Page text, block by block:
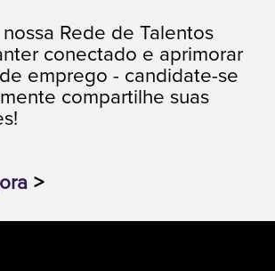
Rede de Talentos
conectado e aprimorar
emprego - candidate-se
compartilhe suas
>